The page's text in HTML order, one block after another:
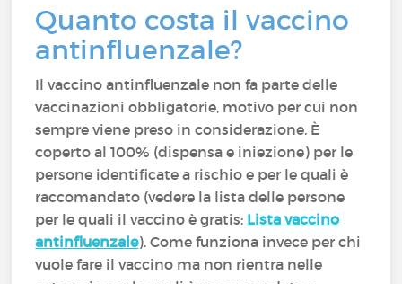
Quanto costa il vaccino
antinfluenzale?
Il vaccino antinfluenzale non fa parte delle
vaccinazioni obbligatorie, motivo per cui non
sempre viene preso in considerazione. È
coperto al 100% (dispensa e iniezione) per le
persone identificate a rischio e per le quali è
raccomandato (vedere la lista delle persone
per le quali il vaccino è gratis: Lista vaccino
antinfluenzale). Come funziona invece per chi
vuole fare il vaccino ma non rientra nelle